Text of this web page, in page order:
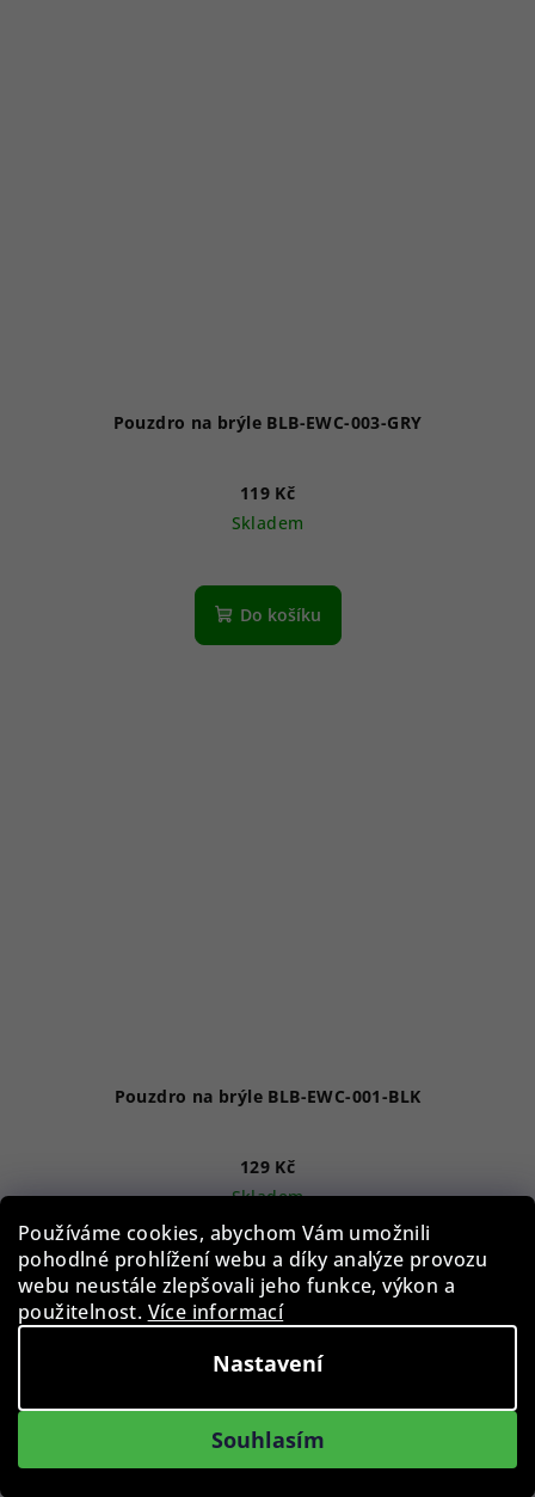
Používáme cookies, abychom Vám umožnili
pohodlné prohlížení webu a díky analýze provozu
webu neustále zlepšovali jeho funkce, výkon a
použitelnost. Více informací
Nastavení
Souhlasím
Pouzdro na brýle BLB-EWC-003-GRY
119 Kč
Skladem
Do košíku
Pouzdro na brýle BLB-EWC-001-BLK
129 Kč
Skladem
Do košíku
Podobné produkty